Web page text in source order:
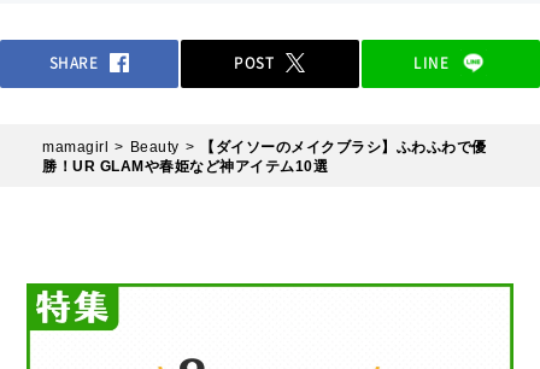
SHARE POST LINE
mamagirl Beauty
【ダイソーのメイクブラシ】ふわふわで優
勝！UR GLAMや春姫など神アイテム10選